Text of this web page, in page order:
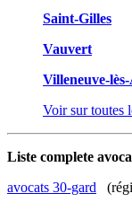
Saint-Gilles
Vauvert
Villeneuve-
Voir sur toutes
Liste complete
avocats 30-gard